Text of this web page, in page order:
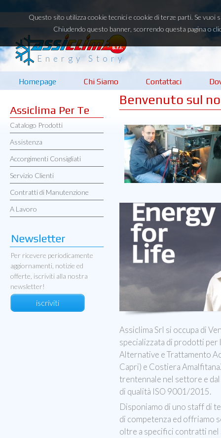
Questo sito utilizza cookie tecnici e cookie di terze parti. Se vuoi
Chiudendo questo banner, scorrendo questa pagina o
Energy Story
Homepage Chi Siamo Contattaci
Benvenuto sul
Assiclima Srl si occupa di
specializzata di prodotti per
Alternative e Trattamento
Capri) e Costiera
trentennale nel settore e
di qualità ISO 9001/2015.
Disponiamo di uno staff di
di competenza ed offriamo
oltre a specifici contratti
Assiclima Per Te
Catalogo Prodotti
Assistenza
Accorgimenti Consigliati
Servizio Clienti
Contratti di Manutenzione
A Lavoro
Per ricevere periodicamente
aggiornamenti, notizie ed
offerte, iscriviti alla nostra
newsletter!
iscriviti